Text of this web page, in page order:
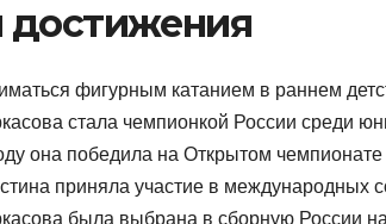
достижения
фигурным катанием в раннем
стала чемпионкой России среди
она победила на Открытом
приняла участие в международных
была выбрана в сборную России